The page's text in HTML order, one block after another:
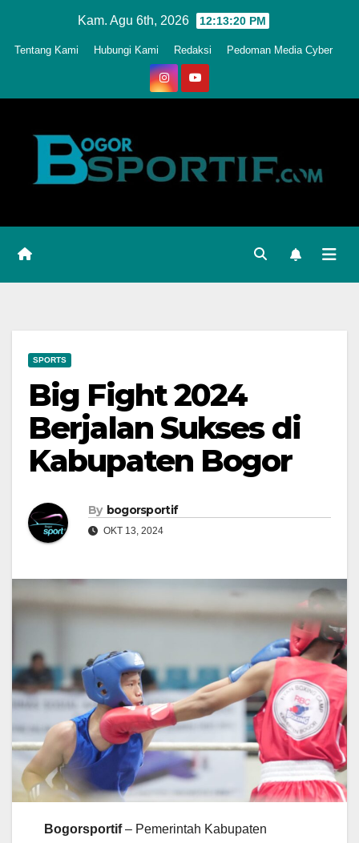
Kam. Agu 6th, 2026 12:13:23 PM
Tentang Kami Hubungi Kami Redaksi Pedoman Media Cyber
SPORTS
Big Fight 2024
Berjalan Sukses di
Kabupaten Bogor
By bogorsportif
OKT 13, 2024
Bogorsportif– Pemerintah Kabupaten